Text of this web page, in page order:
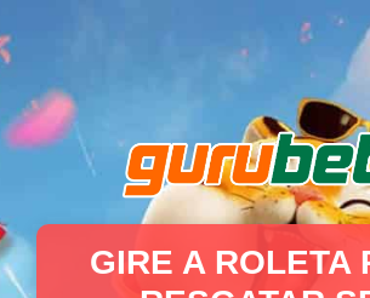
GIRE A ROLETA